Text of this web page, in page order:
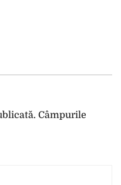
Câmpurile